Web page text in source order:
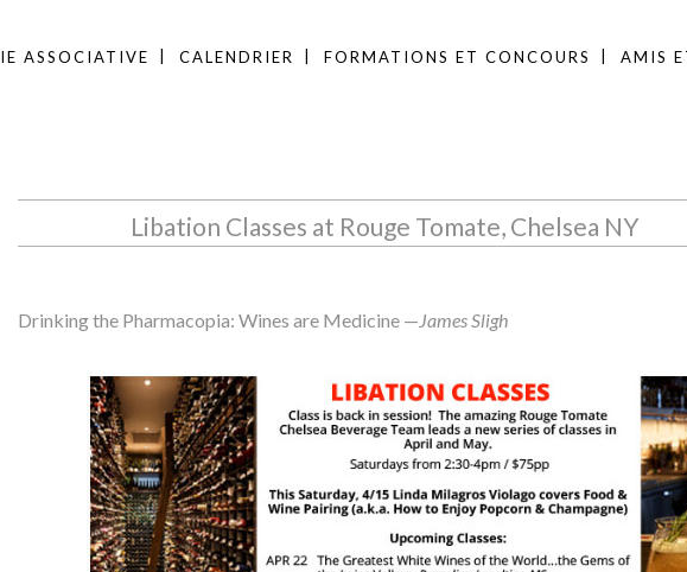
ASSOCIATIVE CALENDRIER FORMATIONS ET CONCOURS AMIS
Libation Classes at Rouge Tomate, Chelsea NY
Drinking the Pharmacopia: Wines are Medicine —James Sligh